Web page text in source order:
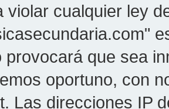
violar cualquier ley
provocará que sea
oportuno, con
Las direcciones IP